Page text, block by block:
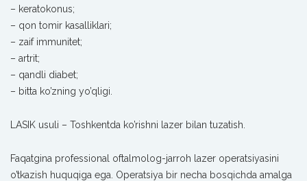
– keratokonus;
– qon tomir kasalliklari;
– zaif immunitet;
– artrit;
– qandli diabet;
– bitta ko’zning yo’qligi.
LASIK usuli – Toshkentda ko’rishni lazer bilan tuzatish.
Faqatgina professional oftalmolog-jarroh lazer operatsiyasini
o’tkazish huquqiga ega. Operatsiya bir necha bosqichda amalga